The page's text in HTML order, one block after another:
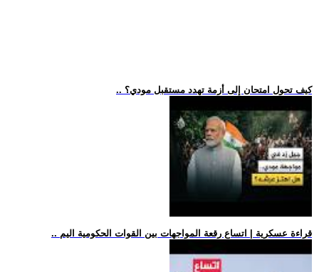
.. كيف تحول امتحان إلى أزمة تهدد مستقبل مودي؟
.. قراءة عسكرية | اتساع رقعة المواجهات بين القوات الحكومية اليم